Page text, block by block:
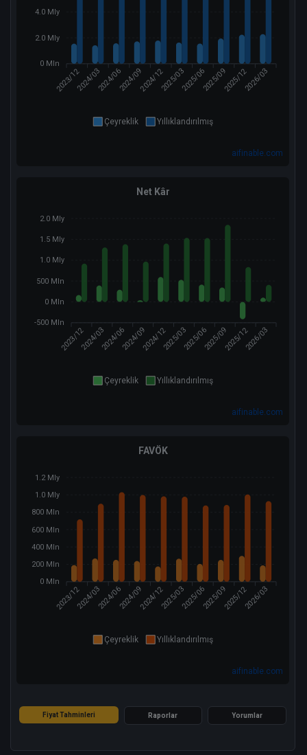
4.0 Mly
2.0 Mly
0 Mln
2023/122024/032024/062024/092024/122025/032025/062025/092025/122026/03
Çeyreklik Yıllıklandırılmış
aifinable.com
Net Kâr
2.0 Mly
1.5 Mly
1.0 Mly
500 Mln
0 Mln
-500 Mln
2023/122024/032024/062024/092024/122025/032025/062025/092025/122026/03
Çeyreklik Yıllıklandırılmış
aifinable.com
FAVÖK
1.2 Mly
1.0 Mly
800 Mln
600 Mln
400 Mln
200 Mln
0 Mln
2023/122024/032024/062024/092024/122025/032025/062025/092025/122026/03
Çeyreklik Yıllıklandırılmış
aifinable.com
Fiyat Tahminleri Raporlar Yorumlar